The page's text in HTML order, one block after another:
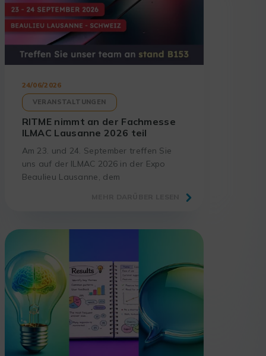
24/06/2026
VERANSTALTUNGEN
RITME nimmt an der Fachmesse
ILMAC Lausanne 2026 teil
Am 23. und 24. September treffen Sie
uns auf der ILMAC 2026 in der Expo
Beaulieu Lausanne, dem